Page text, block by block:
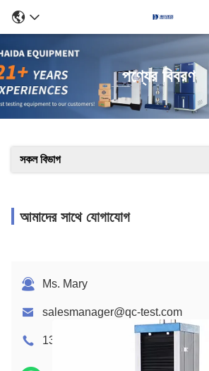
পণ্যের বিবরণ
সকল বিভাগ
আমাদের সাথে যোগাযোগ
Ms. Mary
salesmanager@qc-test.com
13925747786